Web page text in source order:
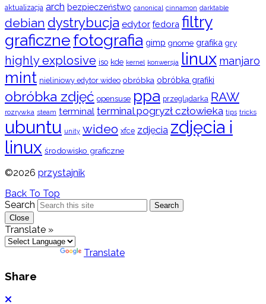
aktualizacja arch bezpieczeństwo canonical cinnamon darktable
debian dystrybucja edytor fedora filtry
graficznefotografia gimp gnome grafika gry
highly explosive iso kde kernel konwersja linux manjaro
mint nieliniowy edytor wideo obróbka obróbka grafiki
obróbka zdjęć opensuse ppa przeglądarka RAW
rozrywka steam terminal terminal pogryzł człowieka tips tricks
ubuntu unity wideo xfce zdjęcia zdjęcia i
linux środowisko graficzne
©2026 przystajnik
Back To Top
Search
Search
Close
Translate »
Translate
Share